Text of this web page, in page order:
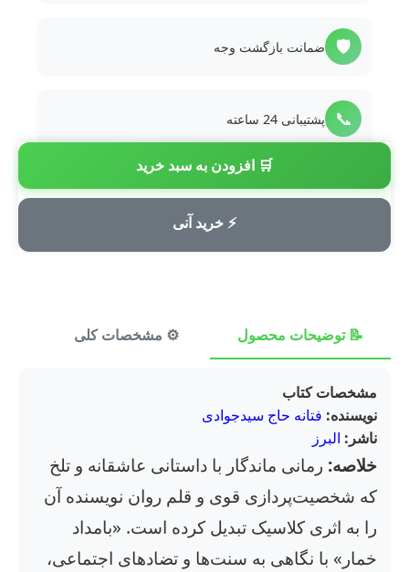
🛒 افزودن به سبد خرید
⚡ خرید آنی
🛡️ ضمانت بازگشت وجه
📞 پشتیبانی 24 ساعته
💳 پرداخت امن
📝 توضیحات محصول ⚙️ مشخصات کلی
مشخصات کتاب
نویسنده: فتانه حاج سیدجوادی
ناشر: البرز
خلاصه: رمانی ماندگار با داستانی عاشقانه و تلخ
که شخصیت‌پردازی قوی و قلم روان نویسنده آن
را به اثری کلاسیک تبدیل کرده است. «بامداد
خمار» با نگاهی به سنت‌ها و تضادهای اجتماعی،